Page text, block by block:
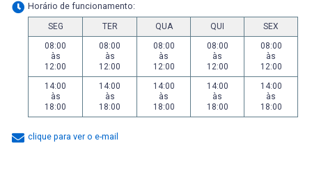
Horário de funcionamento:
SEG TER QUA QUI
SEX
08:00
às
12:00
08:00
às
12:00
08:00
às
12:00
08:00
às
12:00
08:00
às
12:00
14:00
às
18:00
14:00
às
18:00
14:00
às
18:00
14:00
às
18:00
14:00
às
18:00
clique para ver o e-mail